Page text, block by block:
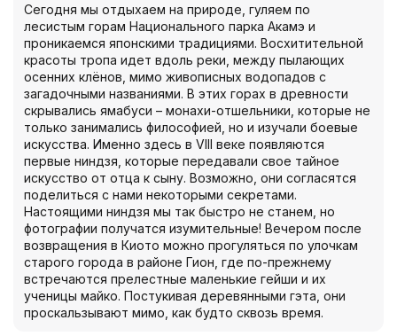
Сегодня мы отдыхаем на природе, гуляем по
лесистым горам Национального парка Акамэ и
проникаемся японскими традициями. Восхитительной
красоты тропа идет вдоль реки, между пылающих
осенних клёнов, мимо живописных водопадов с
загадочными названиями. В этих горах в древности
скрывались ямабуси – монахи-отшельники, которые не
только занимались философией, но и изучали боевые
искусства. Именно здесь в VIII веке появляются
первые ниндзя, которые передавали свое тайное
искусство от отца к сыну. Возможно, они согласятся
поделиться с нами некоторыми секретами.
Настоящими ниндзя мы так быстро не станем, но
фотографии получатся изумительные! Вечером после
возвращения в Киото можно прогуляться по улочкам
старого города в районе Гион, где по-прежнему
встречаются прелестные маленькие гейши и их
ученицы майко. Постукивая деревянными гэта, они
проскальзывают мимо, как будто сквозь время.